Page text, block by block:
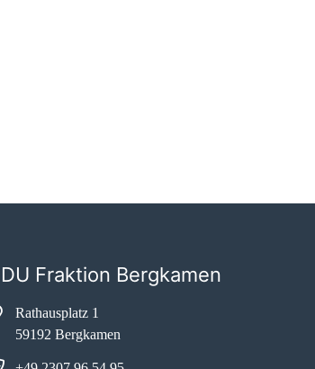
Fraktion Bergkamen
Rathausplatz 1
59192 Bergkamen